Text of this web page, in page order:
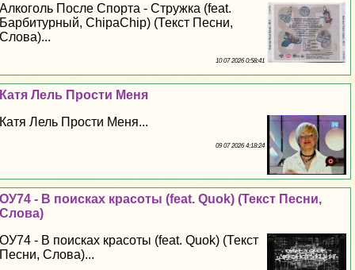
Алкоголь После Спорта - Стружка (feat.
Барбитурный, ChipaChip) (Текст Песни,
Слова)...
10 07 2026 0:58:41
Катя Лель Прости Меня
Катя Лель Прости Меня...
09 07 2026 4:18:24
ОУ74 - В поисках красоты (feat. Quok) (Текст Песни,
Слова)
ОУ74 - В поисках красоты (feat. Quok) (Текст
Песни, Слова)...